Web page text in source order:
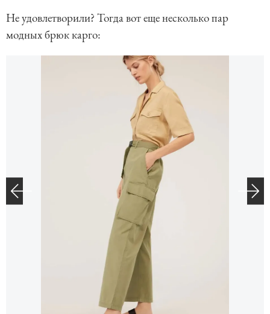
Не удовлетворили? Тогда вот еще несколько пар
модных брюк карго: